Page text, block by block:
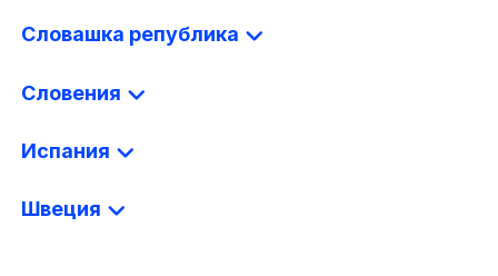
Словашка република
Словения
Испания
Швеция